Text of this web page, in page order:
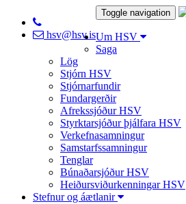
hsv@hsv.is
Toggle navigation
Um HSV
Saga
Lög
Stjórn HSV
Stjórnarfundir
Fundargerðir
Afrekssjóður HSV
Styrktarsjóður þjálfara HSV
Verkefnasamningur
Samstarfssamningur
Tenglar
Búnaðarsjóður HSV
Heiðursviðurkenningar HSV
Stefnur og áætlanir